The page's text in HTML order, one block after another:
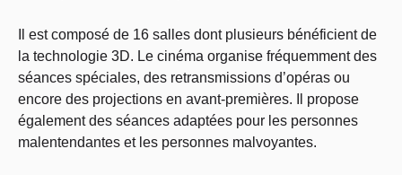
Il est composé de 16 salles dont plusieurs bénéficient de
la technologie 3D. Le cinéma organise fréquemment des
séances spéciales, des retransmissions d’opéras ou
encore des projections en avant-premières. Il propose
également des séances adaptées pour les personnes
malentendantes et les personnes malvoyantes.